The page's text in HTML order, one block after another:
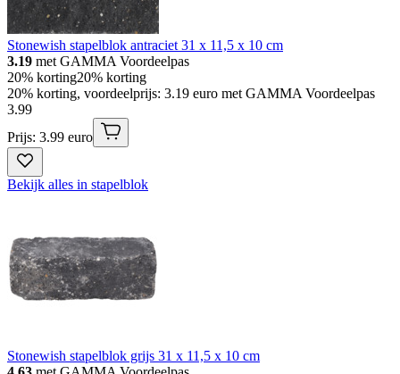
Stonewish stapelblok antraciet 31 x 11,5 x 10 cm
3.19 met GAMMA Voordeelpas
20% korting20% korting
20% korting, voordeelprijs: 3.19 euro met GAMMA Voordeelpas
3.99
Prijs: 3.99 euro
Bekijk alles in stapelblok
Stonewish stapelblok grijs 31 x 11,5 x 10 cm